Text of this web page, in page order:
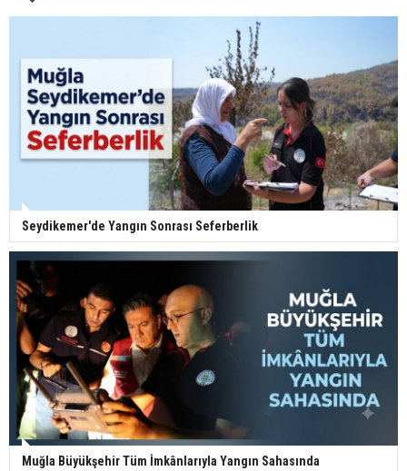
Seydikemer'de Yangın Sonrası Seferberlik
Muğla Büyükşehir Tüm İmkânlarıyla Yangın Sahasında